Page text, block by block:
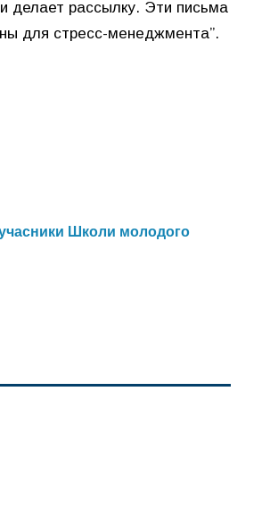
делает рассылку. Эти письма
для стресс-менеджмента”.
Школи молодого